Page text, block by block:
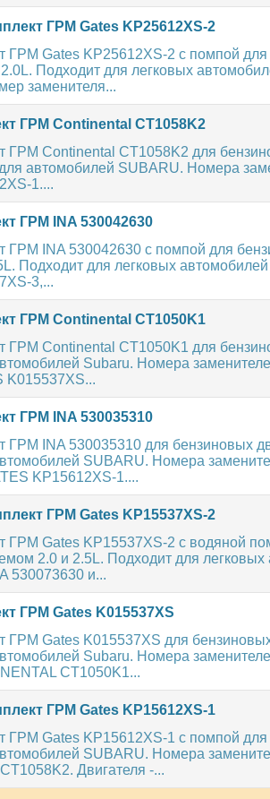
ГРМ Gates KP25612XS-2
ГРМ Gates KP25612XS-2 с помпой
2.0L. Подходит для легковых
заменителя...
ГРМ Continental CT1058K2
ГРМ Continental CT1058K2 для
автомобилей SUBARU. Номера
1....
ГРМ INA 530042630
ГРМ INA 530042630 с помпой для
Подходит для легковых
3,...
ГРМ Continental CT1050K1
ГРМ Continental CT1050K1 для
Subaru. Номера
K015537XS...
ГРМ INA 530035310
ГРМ INA 530035310 для бензиновых
SUBARU. Номера
KP15612XS-1....
ГРМ Gates KP15537XS-2
ГРМ Gates KP15537XS-2 с водяной
2.0 и 2.5L. Подходит для
530073630 и...
ГРМ Gates K015537XS
ГРМ Gates K015537XS для
Subaru. Номера
CT1050K1...
ГРМ Gates KP15612XS-1
ГРМ Gates KP15612XS-1 с помпой для
SUBARU. Номера
Двигателя -...